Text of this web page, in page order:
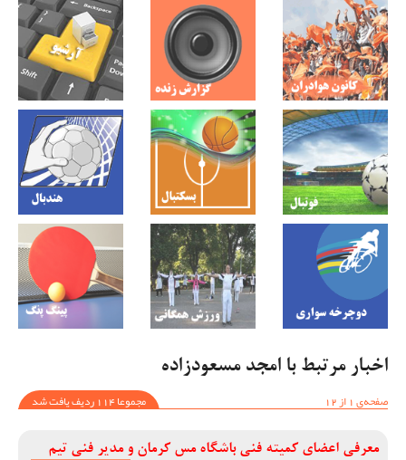
اخبار مرتبط با امجد مسعودزاده
صفحه‌ی 1 از 12
مجموعا 114 ردیف یافت شد
معرفی اعضای کمیته فنی باشگاه مس کرمان و مدیر فنی تیم